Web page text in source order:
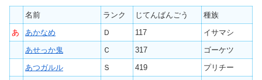
名前 ランク じてんばんごう
種族
あ
あかなめ Ｄ 117
イサマシ
あせっか鬼
Ｃ 317
ゴーケツ
あつガルル
Ｓ 419
プリチー